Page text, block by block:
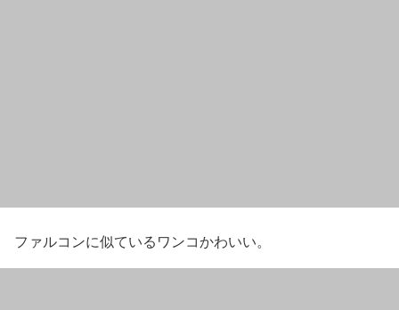
ファルコンに似ているワンコかわいい。